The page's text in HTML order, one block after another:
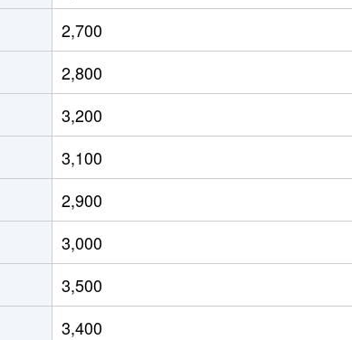
徒歩6分 130m² 100m²
徒歩45分 110m² 100m²
徒歩45分 200m² -
徒歩45分 120m² 110m²
徒歩45分 170m² 105m²
徒歩45分 105m² 100m²
2,700
2,800
3,200
3,100
2,900
3,000
3,500
3,400